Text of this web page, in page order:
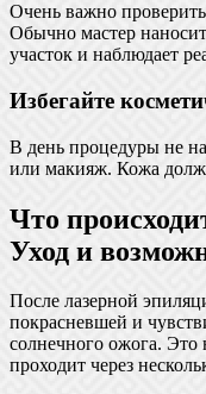
Очень важно
Обычно мастер
участок и наблюдает
Избегайте
В день процедуры не
или макияж. Кожа
Что
Уход и
После лазерной
покрасневшей и
солнечного ожога. Это
проходит через